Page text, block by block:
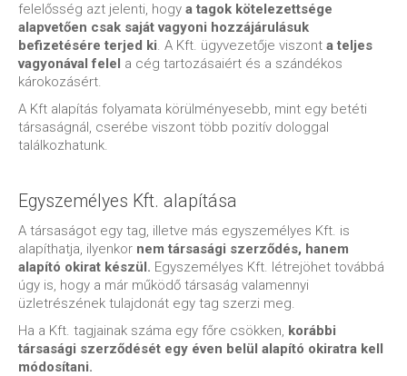
felelősség azt jelenti, hogy a tagok kötelezettsége
alapvetően csak saját vagyoni hozzájárulásuk
befizetésére terjed ki. A Kft. ügyvezetője viszont a teljes
vagyonával felel a cég tartozásaiért és a szándékos
károkozásért.
A Kft alapítás folyamata körülményesebb, mint egy betéti
társaságnál, cserébe viszont több pozitív dologgal
találkozhatunk.
Egyszemélyes Kft. alapítása
A társaságot egy tag, illetve más egyszemélyes Kft. is
alapíthatja, ilyenkor nem társasági szerződés, hanem
alapító okirat készül. Egyszemélyes Kft. létrejöhet továbbá
úgy is, hogy a már működő társaság valamennyi
üzletrészének tulajdonát egy tag szerzi meg.
Ha a Kft. tagjainak száma egy főre csökken, korábbi
társasági szerződését egy éven belül alapító okiratra kell
módosítani.